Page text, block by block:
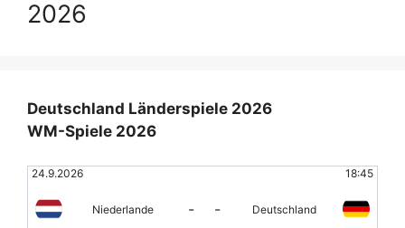
2026
Deutschland Länderspiele 2026
WM-Spiele 2026
24.9.2026 18:45
Niederlande - - Deutschland